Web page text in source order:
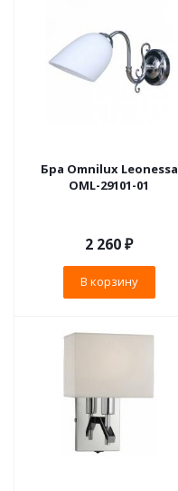
Бра Omnilux Leonessa
OML-29101-01
2 260₽
В корзину